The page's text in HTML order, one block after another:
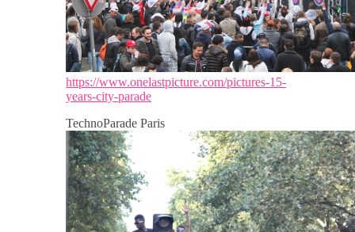
https://www.onelastpicture.com/pictures-15-
years-city-parade
TechnoParade Paris